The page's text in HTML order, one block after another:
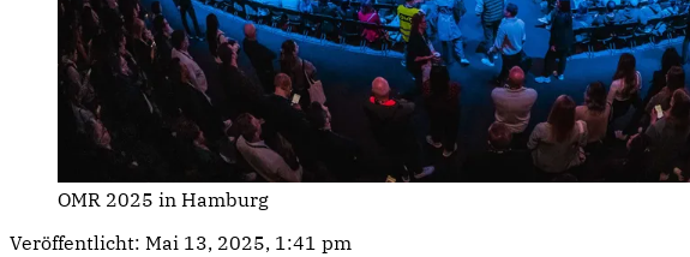
OMR 2025 in Hamburg
Veröffentlicht: Mai 13, 2025, 1:41 pm